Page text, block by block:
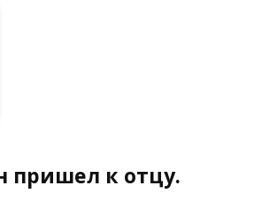
к отцу.